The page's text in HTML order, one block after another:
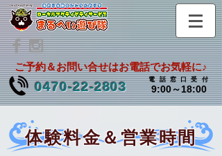
ご予約＆お問い合せはお電話でお気軽に♪
0470-22-2803 電話窓口受付
9:00～18:00
体験料金＆営業時間